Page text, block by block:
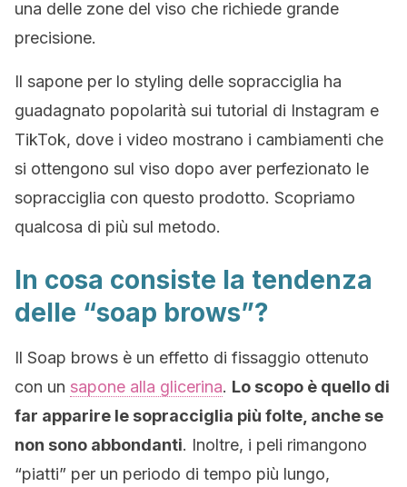
una delle zone del viso che richiede grande
precisione.
Il sapone per lo styling delle sopracciglia ha
guadagnato popolarità sui tutorial di Instagram e
TikTok, dove i video mostrano i cambiamenti che
si ottengono sul viso dopo aver perfezionato le
sopracciglia con questo prodotto. Scopriamo
qualcosa di più sul metodo.
In cosa consiste la tendenza
delle “soap brows”?
Il Soap brows è un effetto di fissaggio ottenuto
con un sapone alla glicerina. Lo scopo è quello di
far apparire le sopracciglia più folte, anche se
non sono abbondanti. Inoltre, i peli rimangono
“piatti” per un periodo di tempo più lungo,